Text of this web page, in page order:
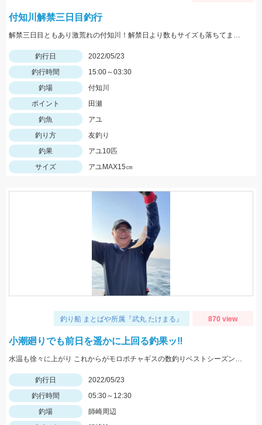
付知川解禁三日目釣行
解禁三日目ともあり激荒れの付知川！解禁日より数もサイズも落ちてますが丁寧に探れば釣れます。四日目も頑張ります！
釣行日
2022/05/23
釣行時間
15:00～03:30
釣場
付知川
ポイント
田瀬
釣魚
アユ
釣り方
友釣り
釣果
アユ10匹
サイズ
アユMAX15㎝
釣り船 まとばや所属『武丸 たけまる』 870 view
小潮廻りでも前日を遥かに上回る釣果ッ‼︎
水温も徐々に上がり これからがモロポチャギスの数釣りベストシーズンインですよッ(・∀・)b
釣行日
2022/05/23
釣行時間
05:30～12:30
釣場
師崎周辺